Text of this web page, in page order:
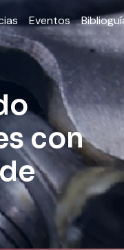
Eventos
con